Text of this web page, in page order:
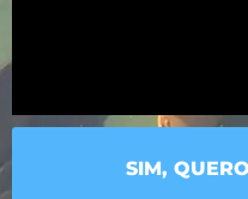
SIM,